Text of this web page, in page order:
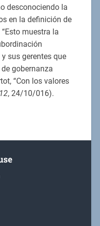
desconociendo la
en la definición de
muestra la
sus gerentes que
gobernanza
“Con los valores
, 24/10/016).